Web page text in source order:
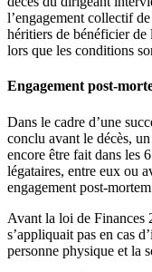
l’engagement collectif
héritiers de bénéficier de
lors que les conditions
Engagement post-
Dans le cadre d’une
conclu avant le décès,
encore être fait dans les
légataires, entre eux ou
engagement post-
Avant la loi de Finances
s’appliquait pas en cas
personne physique et la